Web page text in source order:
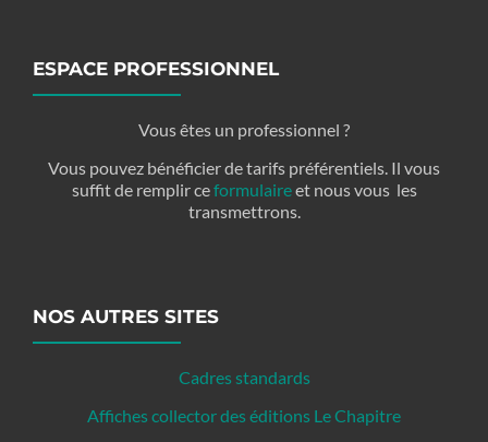
ESPACE PROFESSIONNEL
Vous êtes un professionnel ?
Vous pouvez bénéficier de tarifs préférentiels. Il vous
suffit de remplir ceformulaireet nous vous les
transmettrons.
NOS AUTRES SITES
Cadres standards
Affiches collector des éditions Le Chapitre